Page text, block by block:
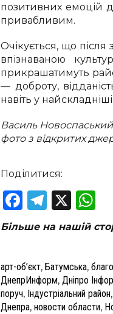
позитивних емоцій
привабливим.
Очікується, що після
впізнаваною
прикрашатимуть
— доброту,
навіть у
Василь
фото з відкритих
Поділитися:
Facebook
Telegram
X
Більше на нашій
арт-об’єкт, Батумська,
ДнепрИнформ, Дніпро
поруч, Індустріальний район,
Днепра, новости области,